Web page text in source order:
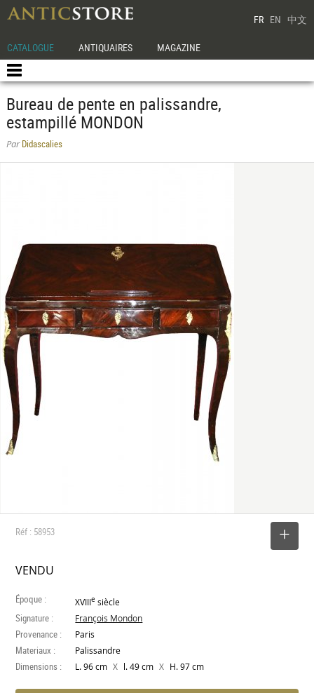
FR EN 中文
CATALOGUE ANTIQUAIRES MAGAZINE
Bureau de pente en palissandre,
estampillé MONDON
ParDidascalies
Réf : 58953
VENDU
Époque : XVIIIe siècle
Signature : François Mondon
Provenance : Paris
Materiaux : Palissandre
Dimensions : L. 96 cm X l. 49 cm X H. 97 cm